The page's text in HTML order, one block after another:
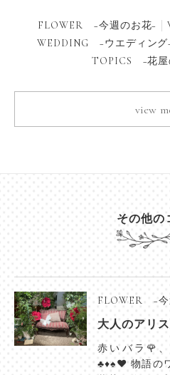
FLOWER −今週のお花−
WEDDING −ウエディング
TOPICS −花屋
view
その他の
FLOWER −今
大人のアリ
赤いバラ🌹
♣️♦️♠️♥️ 物語の